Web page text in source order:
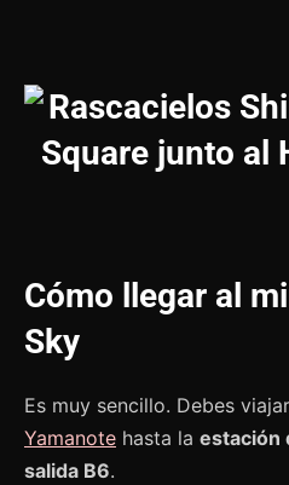
Cómo llegar al
Sky
Es muy sencillo. Debes
Yamanote hasta la estación
salida B6.